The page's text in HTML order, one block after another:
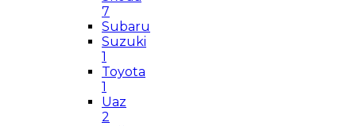
7
Subaru
Suzuki
1
Toyota
1
Uaz
2